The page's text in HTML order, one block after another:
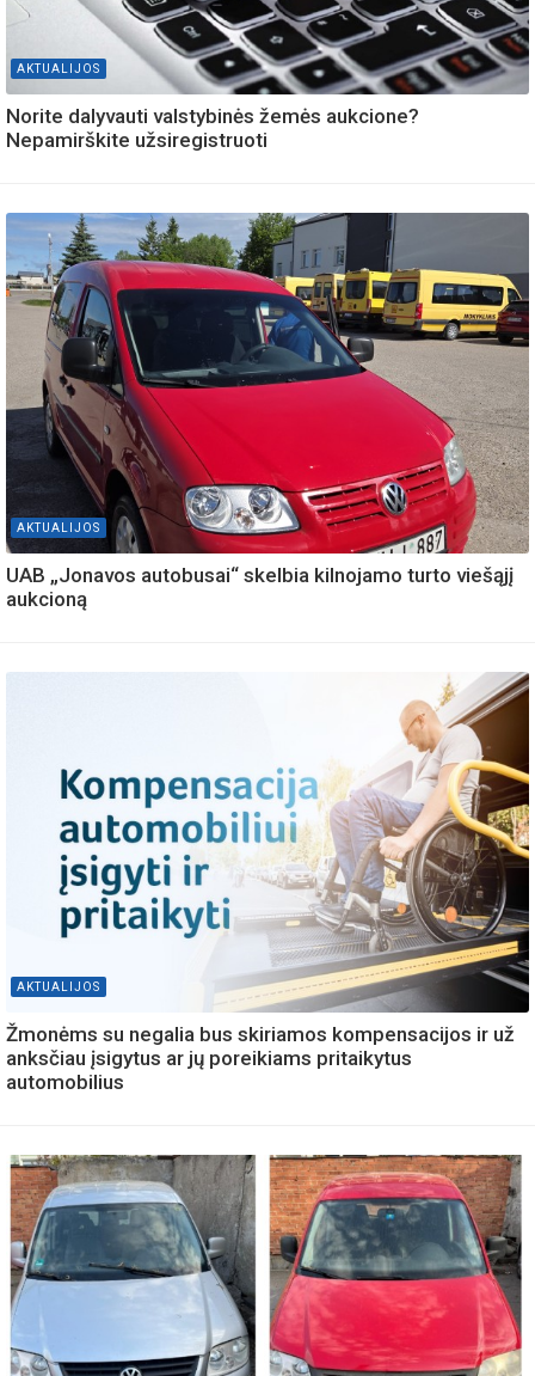
AKTUALIJOS
Norite dalyvauti valstybinės žemės aukcione?
Nepamirškite užsiregistruoti
AKTUALIJOS
UAB „Jonavos autobusai“ skelbia kilnojamo turto viešąjį
aukcioną
AKTUALIJOS
Žmonėms su negalia bus skiriamos kompensacijos ir už
anksčiau įsigytus ar jų poreikiams pritaikytus
automobilius